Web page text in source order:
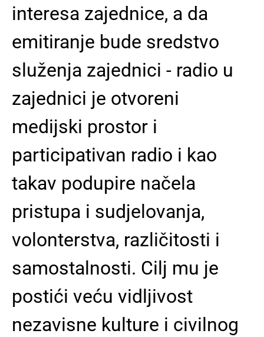
interesa zajednice, a da
emitiranje bude sredstvo
služenja zajednici - radio u
zajednici je otvoreni
medijski prostor i
participativan radio i kao
takav podupire načela
pristupa i sudjelovanja,
volonterstva, različitosti i
samostalnosti. Cilj mu je
postići veću vidljivost
nezavisne kulture i civilnog